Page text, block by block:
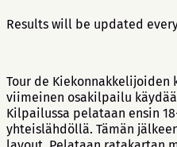
Results will be updated
Tour de Kiekonnakkelijoiden
viimeinen osakilpailu
Kilpailussa pelataan ensin
yhteislähdöllä. Tämän